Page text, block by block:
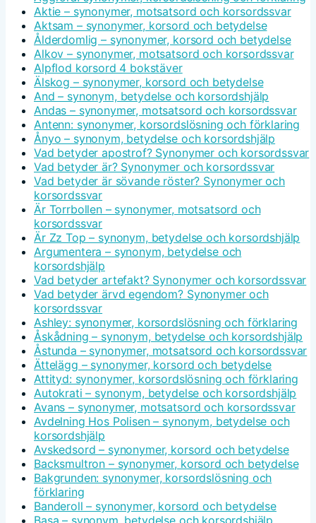
Aktie – synonymer, motsatsord och korsordssvar
Aktsam – synonymer, korsord och betydelse
Ålderdomlig – synonymer, korsord och betydelse
Alkov – synonymer, motsatsord och korsordssvar
Alpflod korsord 4 bokstäver
Älskog – synonymer, korsord och betydelse
And – synonym, betydelse och korsordshjälp
Andas – synonymer, motsatsord och korsordssvar
Antenn: synonymer, korsordslösning och förklaring
Ånyo – synonym, betydelse och korsordshjälp
Vad betyder apostrof? Synonymer och korsordssvar
Vad betyder är? Synonymer och korsordssvar
Vad betyder är sövande röster? Synonymer och
korsordssvar
Är Torrbollen – synonymer, motsatsord och
korsordssvar
Är Zz Top – synonym, betydelse och korsordshjälp
Argumentera – synonym, betydelse och
korsordshjälp
Vad betyder artefakt? Synonymer och korsordssvar
Vad betyder ärvd egendom? Synonymer och
korsordssvar
Ashley: synonymer, korsordslösning och förklaring
Åskådning – synonym, betydelse och korsordshjälp
Åstunda – synonymer, motsatsord och korsordssvar
Ättelägg – synonymer, korsord och betydelse
Attityd: synonymer, korsordslösning och förklaring
Autokrati – synonym, betydelse och korsordshjälp
Avans – synonymer, motsatsord och korsordssvar
Avdelning Hos Polisen – synonym, betydelse och
korsordshjälp
Avskedsord – synonymer, korsord och betydelse
Backsmultron – synonymer, korsord och betydelse
Bakgrunden: synonymer, korsordslösning och
förklaring
Banderoll – synonymer, korsord och betydelse
Basa – synonym, betydelse och korsordshjälp